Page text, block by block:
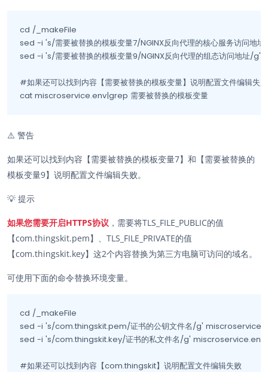
cd /_makeFile
sed -i 's/需要被替换的模板变量7/NGINX反向代理的核心服务访问
sed -i 's/需要被替换的模板变量9/NGINX反向代理的组态访问地址/
#如果还可以找到内容【需要被替换的模板变量】说明配置文件编辑失败
cat miscroservice.env|grep 需要被替换的模板变量
⚠️ 警告
如果还可以找到内容【需要被替换的模板变量7】和【需要被替换的
模板变量9】说明配置文件编辑失败。
💡 提示
如果您需要开启HTTPS协议 ，需要将TLS_FILE_PUBLIC的值
【com.thingskit.pem】、TLS_FILE_PRIVATE的值
【com.thingskit.key】这2个内容替换为第三方电脑可访问的域名。
可使用下面的命令替换环境变量。
cd /_makeFile
sed -i 's/com.thingskit.pem/证书的公钥文件名/g'
sed -i 's/com.thingskit.key/证书的私文件名/g' miscroservice.env
#如果还可以找到内容【com.thingskit】说明配置文件编辑失败